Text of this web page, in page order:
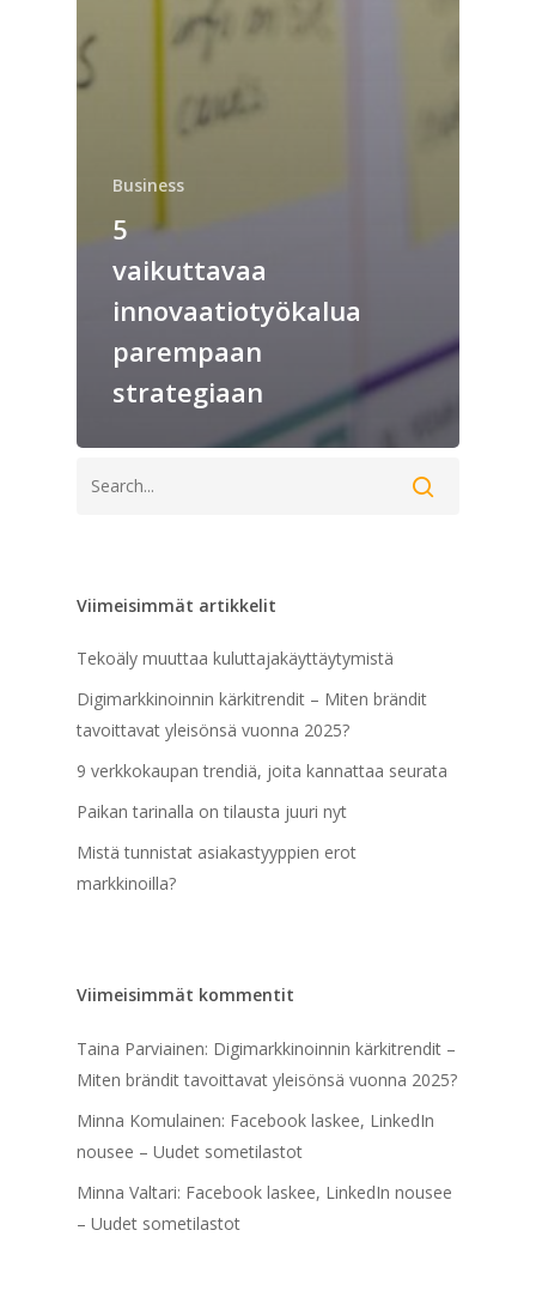
Business
5
vaikuttavaa
innovaatiotyökalua
parempaan
strategiaan
Viimeisimmät artikkelit
Tekoäly muuttaa kuluttajakäyttäytymistä
Digimarkkinoinnin kärkitrendit – Miten brändit
tavoittavat yleisönsä vuonna 2025?
9 verkkokaupan trendiä, joita kannattaa seurata
Paikan tarinalla on tilausta juuri nyt
Mistä tunnistat asiakastyyppien erot
markkinoilla?
Viimeisimmät kommentit
Taina Parviainen: Digimarkkinoinnin kärkitrendit –
Miten brändit tavoittavat yleisönsä vuonna 2025?
Minna Komulainen: Facebook laskee, LinkedIn
nousee – Uudet sometilastot
Minna Valtari: Facebook laskee, LinkedIn nousee
– Uudet sometilastot